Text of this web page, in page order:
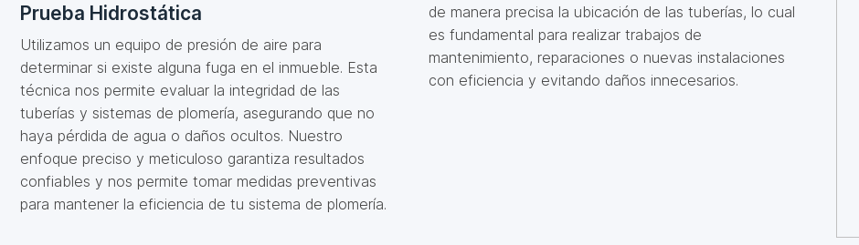
Prueba Hidrostática
Utilizamos un equipo de presión de aire para
determinar si existe alguna fuga en el inmueble. Esta
técnica nos permite evaluar la integridad de las
tuberías y sistemas de plomería, asegurando que no
haya pérdida de agua o daños ocultos. Nuestro
enfoque preciso y meticuloso garantiza resultados
confiables y nos permite tomar medidas preventivas
para mantener la eficiencia de tu sistema de plomería.
de manera precisa la ubicación de las tuberías, lo cual
es fundamental para realizar trabajos de
mantenimiento, reparaciones o nuevas instalaciones
con eficiencia y evitando daños innecesarios.